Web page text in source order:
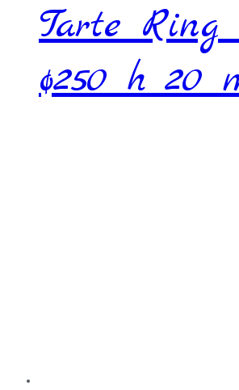
Tarte Ring
ø250 h 20